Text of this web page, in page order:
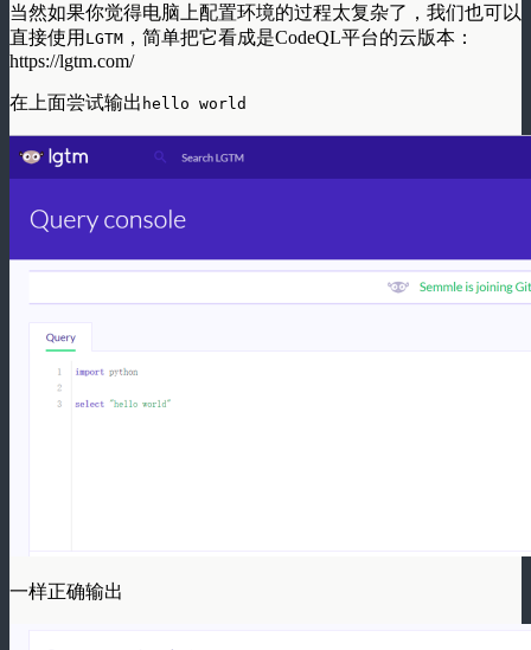
当然如果你觉得电脑上配置环境的过程太复杂了，我们也可以
直接使用 LGTM ，简单把它看成是CodeQL平台的云版本：
https://lgtm.com/
在上面尝试输出 hello world
一样正确输出